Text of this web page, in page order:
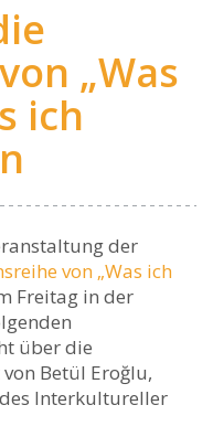
„Was
ich
der
von „Was ich
Freitag in der
über die
Betül Eroğlu,
Interkultureller